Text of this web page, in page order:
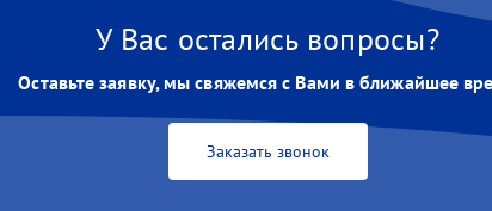
У Вас остались вопросы?
Оставьте заявку, мы свяжемся с Вами в ближайшее
Заказать звонок